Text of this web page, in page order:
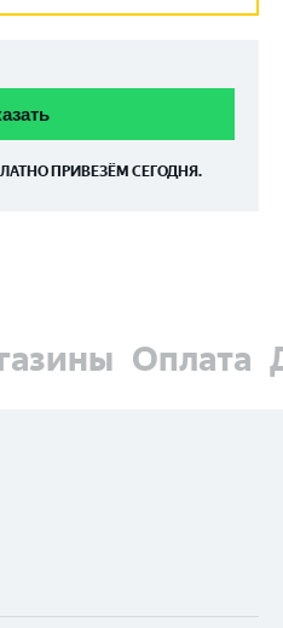
ПРИВЕЗЁМ СЕГОДНЯ.
Оплата